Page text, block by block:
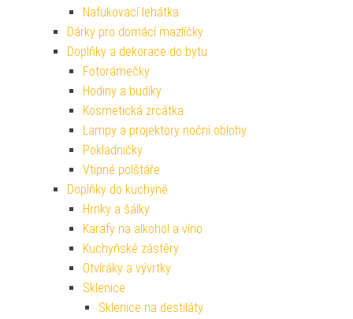
Nafukovací lehátka
Dárky pro domácí mazlíčky
Doplňky a dekorace do bytu
Fotorámečky
Hodiny a budíky
Kosmetická zrcátka
Lampy a projektory noční oblohy
Pokladničky
Vtipné polštáře
Doplňky do kuchyně
Hrnky a šálky
Karafy na alkohol a víno
Kuchyňské zástěry
Otvíráky a vývrtky
Sklenice
Sklenice na destiláty